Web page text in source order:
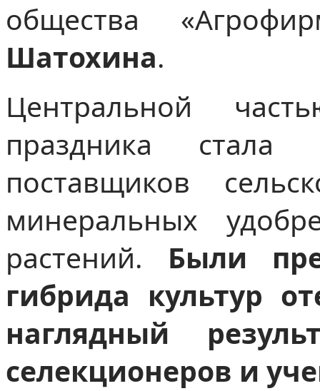
общества
Шатохина.
Центральной
праздника стала
поставщиков
минеральных
растений. Были
гибрида культур
наглядный
селекционеров и